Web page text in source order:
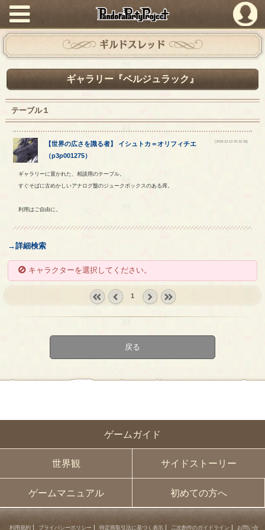
PandoraPartyProject
ゲームガイド
世界観 サイドストーリー
ゲームマニュアル 初めての方へ
ギルドスレッド
ギャラリー『ベルジュラック』
テーブル１
【世界の広さを識る者】イシュトカ ＝ オリフィチエ
（p3p001275）
[2018-12-13 20:32:38]
ギャラリーに置かれた、相談用のテーブル。
すぐそばに古めかしいアナログ盤のジュークボックスのある席。
利用はご自由に。
→詳細検索
キャラクターを選択してください。
1
戻る
利用規約 プライバシーポリシー 特定商取引法に基づく表示 二次創作のガイドライン お問い合